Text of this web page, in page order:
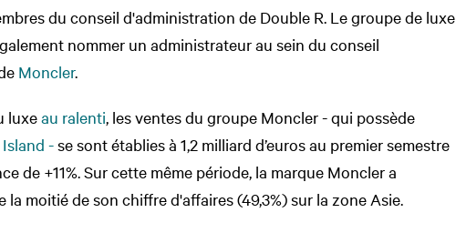
du conseil d'administration de Double R. Le groupe de luxe
nommer un administrateur au sein du conseil
Moncler.
luxeau ralenti, les ventes du groupe Moncler - qui possède
-se sont établies à 1,2 milliard d’euros au premier semestre
de +11%. Sur cette même période, la marque Moncler a
la moitié de son chiffre d'affaires (49,3%) sur la zone Asie.